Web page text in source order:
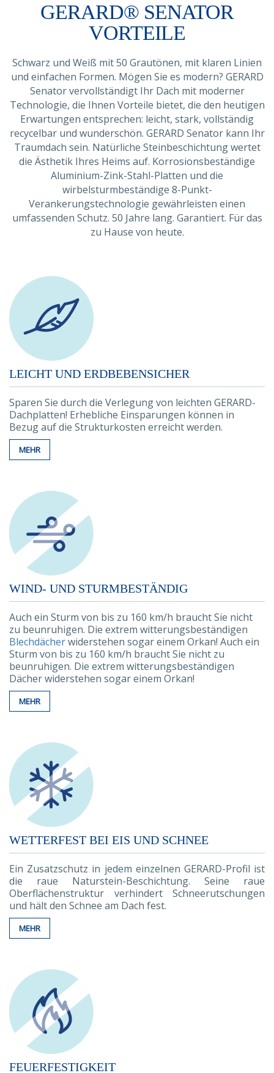
GERARD® SENATOR
VORTEILE
Schwarz und Weiß mit 50 Grautönen, mit klaren Linien
und einfachen Formen. Mögen Sie es modern? GERARD
Senator vervollständigt Ihr Dach mit moderner
Technologie, die Ihnen Vorteile bietet, die den heutigen
Erwartungen entsprechen: leicht, stark, vollständig
recycelbar und wunderschön. GERARD Senator kann Ihr
Traumdach sein. Natürliche Steinbeschichtung wertet
die Ästhetik Ihres Heims auf. Korrosionsbeständige
Aluminium-Zink-Stahl-Platten und die
wirbelsturmbeständige 8-Punkt-
Verankerungstechnologie gewährleisten einen
umfassenden Schutz. 50 Jahre lang. Garantiert. Für das
zu Hause von heute.
LEICHT UND ERDBEBENSICHER
Sparen Sie durch die Verlegung von leichten GERARD-
Dachplatten! Erhebliche Einsparungen können in
Bezug auf die Strukturkosten erreicht werden.
MEHR
WIND- UND STURMBESTÄNDIG
Auch ein Sturm von bis zu 160 km/h braucht Sie nicht
zu beunruhigen. Die extrem witterungsbeständigen
Blechdächerwiderstehen sogar einem Orkan! Auch ein
Sturm von bis zu 160 km/h braucht Sie nicht zu
beunruhigen. Die extrem witterungsbeständigen
Dächer widerstehen sogar einem Orkan!
MEHR
WETTERFEST BEI EIS UND SCHNEE
Ein Zusatzschutz in jedem einzelnen GERARD-Profil ist
die raue Naturstein-Beschichtung. Seine raue
Oberflächenstruktur verhindert Schneerutschungen
und hält den Schnee am Dach fest.
MEHR
FEUERFESTIGKEIT